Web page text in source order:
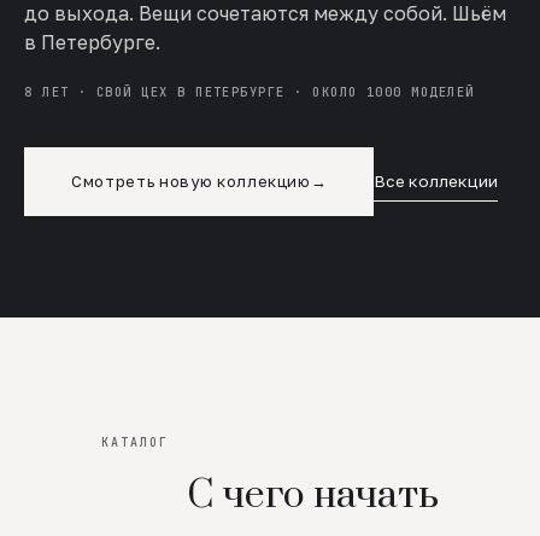
до выхода. Вещи сочетаются между собой. Шьём
в Петербурге.
8 ЛЕТ · СВОЙ ЦЕХ В ПЕТЕРБУРГЕ · ОКОЛО 1000 МОДЕЛЕЙ
Смотреть новую коллекцию → Все коллекции
КАТАЛОГ
С чего начать